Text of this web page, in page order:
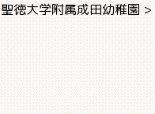
聖徳大学附属成田幼稚園>